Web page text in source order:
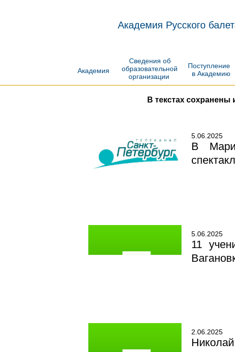
Академия Русского
Академия
Сведения об
образовательной
организации
Поступление
в Академию
В текстах
5.06.2025
В
5.06.2025
11
2.06.2025